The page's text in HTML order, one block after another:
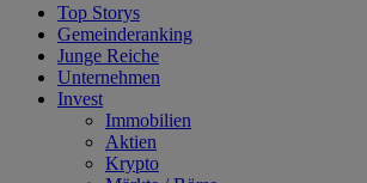
Top Storys
Gemeinderanking
Junge Reiche
Unternehmen
Invest
Immobilien
Aktien
Krypto